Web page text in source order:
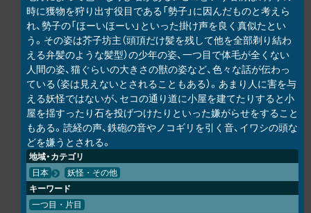
時に獲物を狩り出す役目である「勢子」に因んだものと考えら
れ、勢子の「ほーいほーい」といった掛け声を良く真似たとい
う。その姿は芥子坊主（頭頂だけ髪を残して他を全部剃り結わ
える弁髪のような髪型）の少年の姿、一つ目で体毛が全くない
人間の姿、猫ぐらいの大きさの獣の姿など、色々な話が伝わっ
ている（姿は見えないとされることもある）。あまり人に害を与
える妖怪ではないが、セコの通り道に小屋を建てたりすると小
屋を揺すったり石を投げつけたりといった嫌がらせをすること
もある。読経の声、鉄砲の音やノコギリを引く音、イワシの頭な
どを嫌うとされる。
地域・カテゴリ
日本 妖怪・その他
キーワード
一つ目・片目